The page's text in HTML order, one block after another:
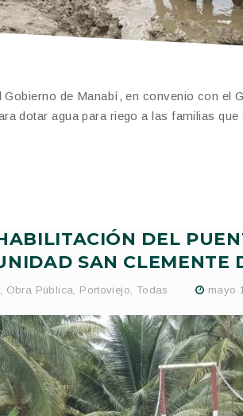
Gobierno de Manabí, en convenio con el
dotar agua para riego a las familias
DEL
SAN CLEMENTE
, Obra Pública, Portoviejo, Todas mayo